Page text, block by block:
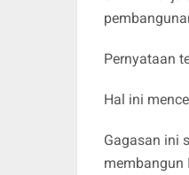
Pernyataan
Hal ini
Gagasan ini
membangun